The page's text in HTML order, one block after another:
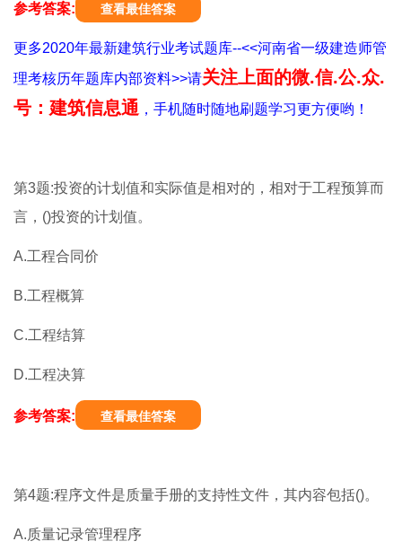
参考答案: 查看最佳答案
更多2020年最新建筑行业考试题库--<<河南省一级建造师管
理考核历年题库内部资料>>请关注上面的微.信.公.众.
号：建筑信息通 ，手机随时随地刷题学习更方便哟！
第3题:投资的计划值和实际值是相对的，相对于工程预算而
言，()投资的计划值。
A.工程合同价
B.工程概算
C.工程结算
D.工程决算
参考答案: 查看最佳答案
第4题:程序文件是质量手册的支持性文件，其内容包括()。
A.质量记录管理程序